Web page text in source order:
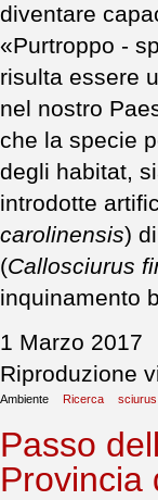
diventare
«Purtroppo -
risulta essere
nel nostro
che la specie
degli habitat,
introdotte
carolinensis)
(Callosciurus
inquinamento
1 Marzo 2017
Riproduzione
Ambiente Ricerca sciurus
Passo
Provincia